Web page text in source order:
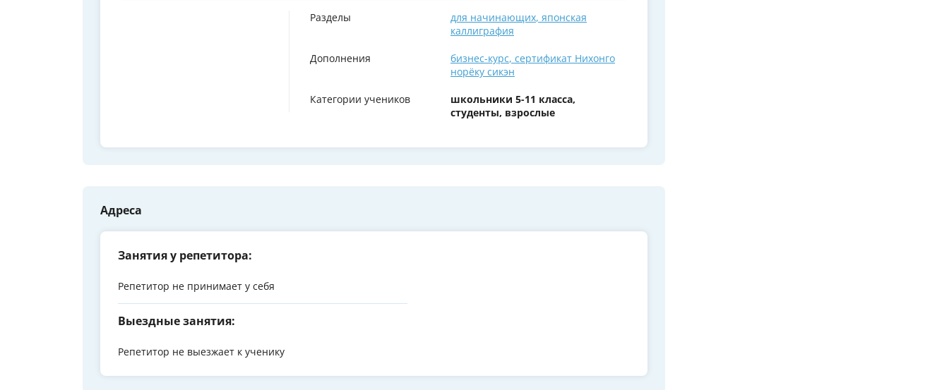
Разделы для начинающих, японская
каллиграфия
Дополнения бизнес-курс, сертификат Нихонго
норёку сикэн
Категории учеников
школьники 5-11 класса,
студенты, взрослые
Адреса
Занятия у репетитора:
Репетитор не принимает у себя
Выездные занятия:
Репетитор не выезжает к ученику